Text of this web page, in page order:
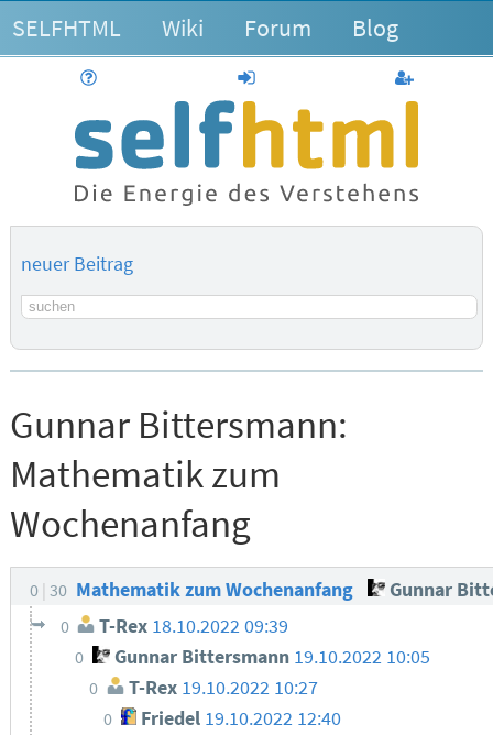
SELFHTML Wiki Forum Blog
anmelden
neuer Beitrag
Suchbegriff
Gunnar Bittersmann:
Mathematik zum
Wochenanfang
0 30 Mathematik zum Wochenanfang Gunnar
0 T-Rex 18.10.2022 09:39
0 Gunnar Bittersmann 19.10.2022 10:05
0 T-Rex 19.10.2022 10:27
0 Friedel 19.10.2022 12:40